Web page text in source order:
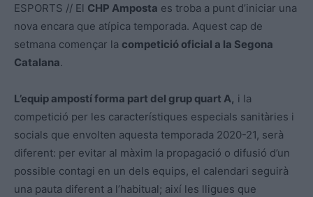
ESPORTS // El CHP Amposta es troba a punt d’iniciar una
nova encara que atípica temporada. Aquest cap de
setmana començar la competició oficial a la Segona
Catalana.
L’equip ampostí forma part del grup quart A, i la
competició per les característiques especials sanitàries i
socials que envolten aquesta temporada 2020-21, serà
diferent: per evitar al màxim la propagació o difusió d’un
possible contagi en un dels equips, el calendari seguirà
una pauta diferent a l’habitual; així les lligues que